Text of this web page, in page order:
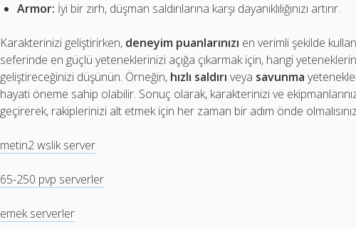
Armor: İyi bir zırh, düşman saldırılarına karşı dayanıklılığınızı artırır.
Karakterinizi geliştirirken, deneyim puanlarınızı en verimli şekilde
seferinde en güçlü yeteneklerinizi açığa çıkarmak için, hangi
geliştireceğinizi düşünün. Örneğin, hızlı saldırı veya savunma
hayati öneme sahip olabilir. Sonuç olarak, karakterinizi ve
geçirerek, rakiplerinizi alt etmek için her zaman bir adım önde
metin2 wslik server
65-250 pvp serverler
emek serverler